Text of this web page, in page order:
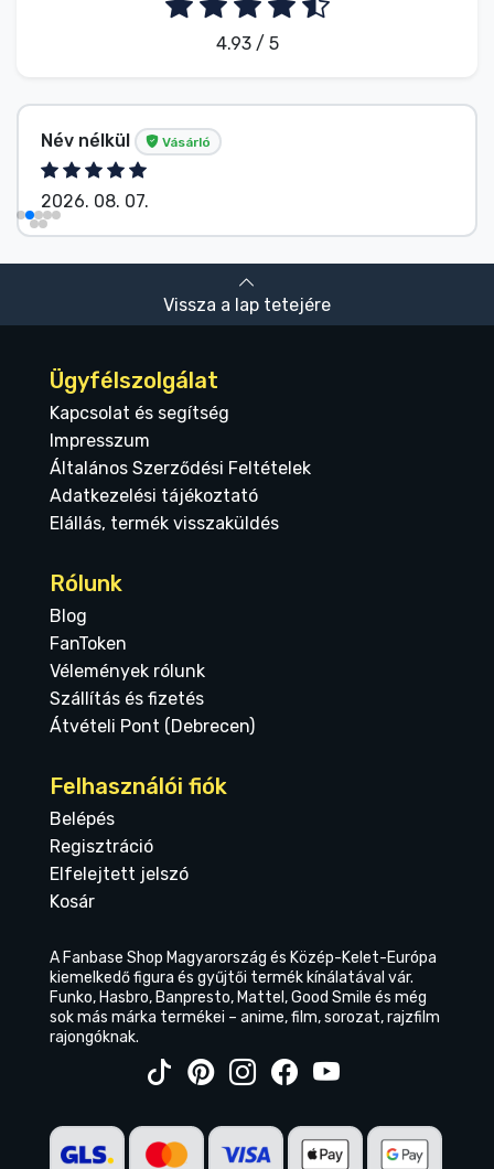
4.93 / 5
Név nélkül Vásárló
2026. 08. 07.
Vissza a lap tetejére
Ügyfélszolgálat
Kapcsolat és segítség
Impresszum
Általános Szerződési Feltételek
Adatkezelési tájékoztató
Elállás, termék visszaküldés
Rólunk
Blog
FanToken
Vélemények rólunk
Szállítás és fizetés
Átvételi Pont (Debrecen)
Felhasználói fiók
Belépés
Regisztráció
Elfelejtett jelszó
Kosár
A Fanbase Shop Magyarország és Közép-Kelet-Európa
kiemelkedő figura és gyűjtői termék kínálatával vár.
Funko, Hasbro, Banpresto, Mattel, Good Smile és még
sok más márka termékei – anime, film, sorozat, rajzfilm
rajongóknak.